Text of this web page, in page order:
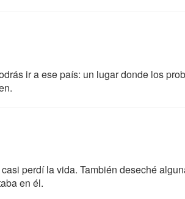
ir a ese país: un lugar donde los
perdí la vida. También deseché
en él.